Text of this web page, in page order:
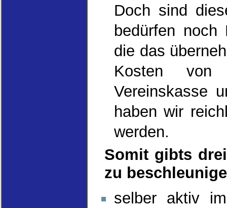
Doch sind
bedürfen noch
die das
Kosten von
Vereinskasse
haben wir
werden.
Somit gibts
zu
selber aktiv